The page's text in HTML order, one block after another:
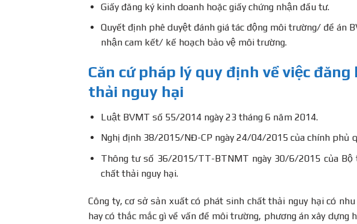
Giấy đăng ký kinh doanh hoặc giấy chứng nhận đầu tư.
Quyết định phê duyệt đánh giá tác động môi trường/ đề án
nhận cam kết/ kế hoạch bảo vệ môi trường.
Căn cứ pháp lý quy định về việc
thải nguy hại
Luật BVMT số 55/2014 ngày 23 tháng 6 năm 2014.
Nghị định 38/2015/NĐ-CP ngày 24/04/2015 của chính phủ
Thông tư số 36/2015/TT-BTNMT ngày 30/6/2015 của
chất thải nguy hại.
Công ty, cơ sở sản xuất có phát sinh chất thải nguy hại có
hay có thắc mắc gì về vấn đề môi trường, phương án xây